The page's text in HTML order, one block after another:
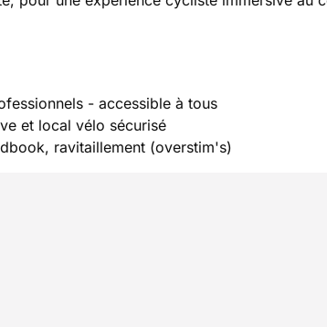
- accessible à tous
et local vélo sécurisé
ravitaillement (overstim's)